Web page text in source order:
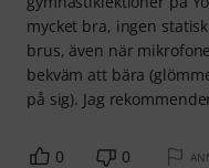
mycket bra, ingen
brus, även när
bekväm att bära
på sig). Jag
0 0